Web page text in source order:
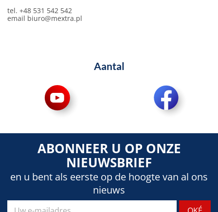
tel. +48 531 542 542
email biuro@mextra.pl
Aantal
ABONNEER U OP ONZE
NIEUWSBRIEF
en u bent als eerste op de hoogte van al ons
nieuws